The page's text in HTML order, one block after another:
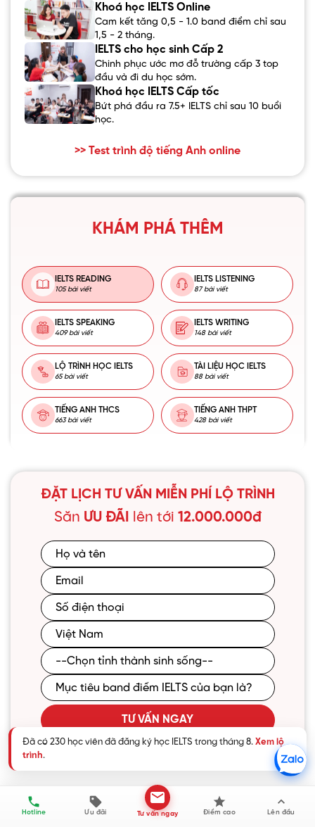
Khoá học IELTS Online
Cam kết tăng 0,5 - 1.0 band điểm chỉ sau
1,5 - 2 tháng.
IELTS cho học sinh Cấp 2
Chinh phục ước mơ đỗ trường cấp 3 top
đầu và đi du học sớm.
Khoá học IELTS Cấp tốc
Bứt phá đầu ra 7.5+ IELTS chỉ sau 10 buổi
học.
>> Test trình độ tiếng Anh online
KHÁM PHÁ THÊM
IELTS READING
105 bài viết
IELTS LISTENING
87 bài viết
IELTS SPEAKING
409 bài viết
IELTS WRITING
148 bài viết
LỘ TRÌNH HỌC IELTS
65 bài viết
TÀI LIỆU HỌC IELTS
88 bài viết
TIẾNG ANH THCS
663 bài viết
TIẾNG ANH THPT
428 bài viết
ĐẶT LỊCH TƯ VẤN MIỄN PHÍ LỘ TRÌNH
Săn ƯU ĐÃI lên tới 12.000.000đ
TƯ VẤN NGAY
Hotline Ưu đãi Tư vấn ngay Điểm cao Lên đầu
Đã có 230 học viên đã đăng ký học IELTS trong tháng 8. Xem lộ
trình.